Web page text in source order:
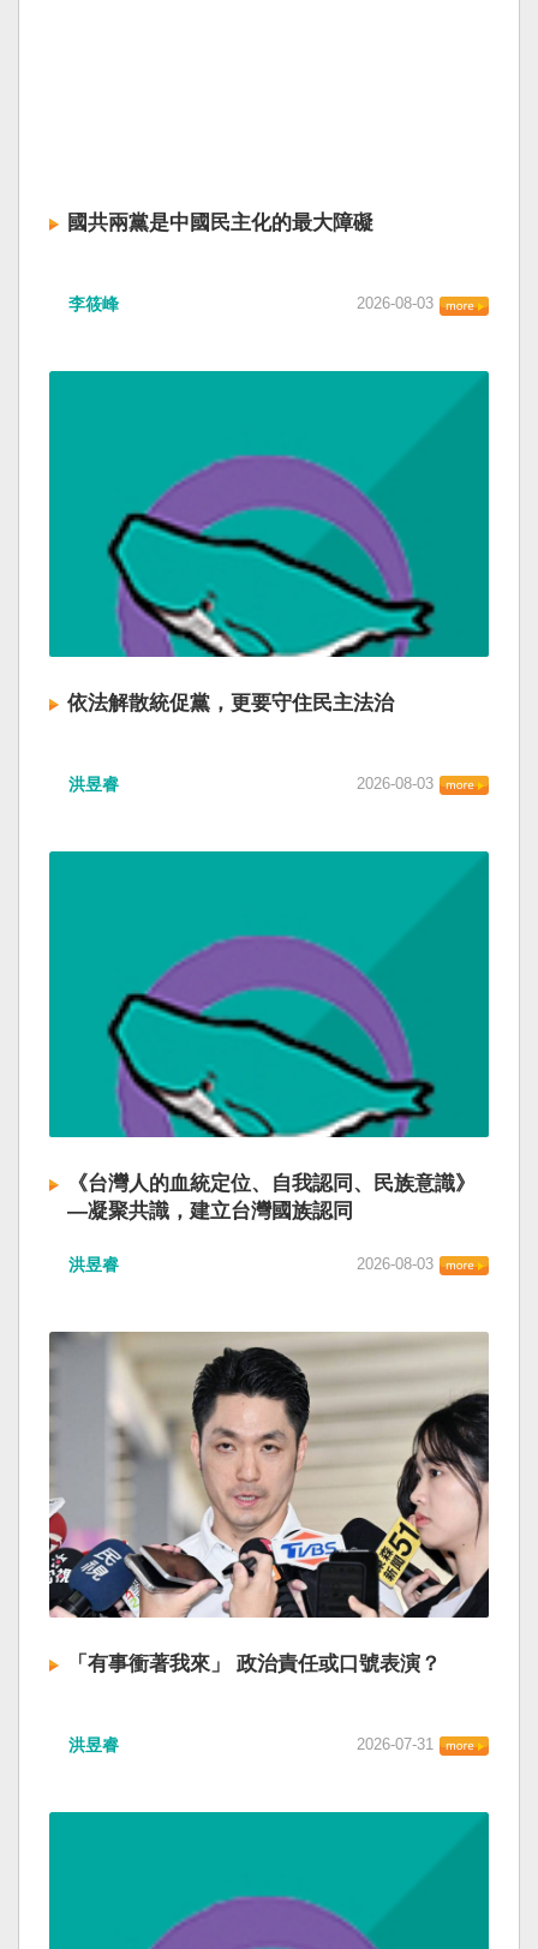
國共兩黨是中國民主化的最大障礙
李筱峰 2026-08-03
依法解散統促黨，更要守住民主法治
洪昱睿 2026-08-03
《台灣人的血統定位、自我認同、民族意識》
—凝聚共識，建立台灣國族認同
洪昱睿 2026-08-03
「有事衝著我來」 政治責任或口號表演？
洪昱睿 2026-07-31